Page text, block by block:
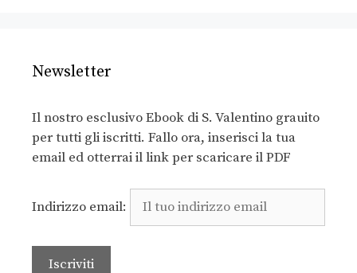
Newsletter
Il nostro esclusivo Ebook di S. Valentino grauito
per tutti gli iscritti. Fallo ora, inserisci la tua
email ed otterrai il link per scaricare il PDF
Indirizzo email: